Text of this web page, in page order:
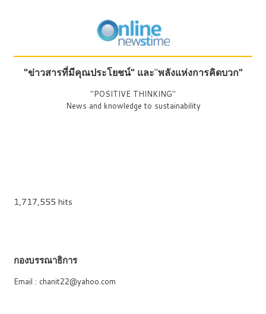
"ข่าวสารที่มีคุณประโยชน์" และ"พลังแห่งการคิดบวก"
"POSITIVE THINKING"
News and knowledge to sustainability
1,717,555 hits
กองบรรณาธิการ
Email : chanit22@yahoo.com